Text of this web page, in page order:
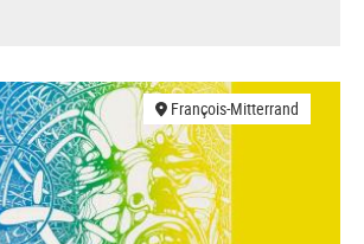
François-Mitterrand